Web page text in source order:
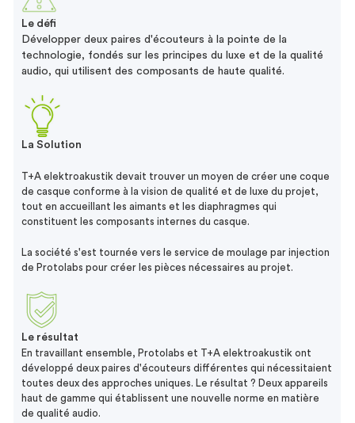
Le défi
Développer deux paires d'écouteurs à la pointe de la
technologie, fondés sur les principes du luxe et de la qualité
audio, qui utilisent des composants de haute qualité.
La Solution
T+A elektroakustik devait trouver un moyen de créer une coque
de casque conforme à la vision de qualité et de luxe du projet,
tout en accueillant les aimants et les diaphragmes qui
constituent les composants internes du casque.
La société s'est tournée vers le service de moulage par injection
de Protolabs pour créer les pièces nécessaires au projet.
Le résultat
En travaillant ensemble, Protolabs et T+A elektroakustik ont
développé deux paires d'écouteurs différentes qui nécessitaient
toutes deux des approches uniques. Le résultat ? Deux appareils
haut de gamme qui établissent une nouvelle norme en matière
de qualité audio.